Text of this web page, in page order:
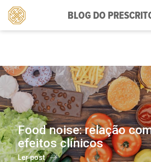
BLOG DO
Pesquisar
por:
Food noise: relação
efeitos clínicos
Ler post